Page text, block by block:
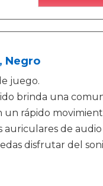
Negro
juego.
brinda una
un rápido
auriculares de
disfrutar del